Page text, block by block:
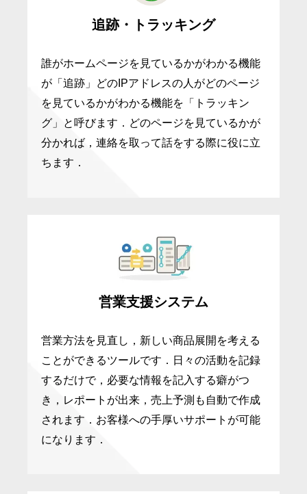
追跡・トラッキング
誰がホームページを見ているかがわかる機能
が「追跡」どのIPアドレスの人がどのページ
を見ているかがわかる機能を「トラッキン
グ」と呼びます．どのページを見ているかが
分かれば，連絡を取って話をする際に役に立
ちます．
営業支援システム
営業方法を見直し，新しい商品展開を考える
ことができるツールです．日々の活動を記録
するだけで，必要な情報を記入する癖がつ
き，レポートが出来，売上予測も自動で作成
されます．お客様への手厚いサポートが可能
になります．